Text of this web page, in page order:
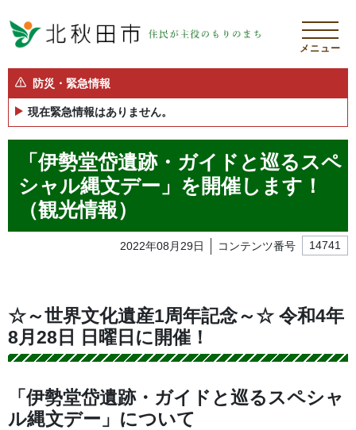
メニュー
防災・緊急情報
現在緊急情報はありません。
「伊勢堂岱遺跡・ガイドと巡るスペ
シャル縄文デー」を開催します！
（観光情報）
2022年08月29日 コンテンツ番号 14741
☆～世界文化遺産1周年記念～☆ 令和4年
8月28日 日曜日に開催！
「伊勢堂岱遺跡・ガイドと巡るスペシャ
ル縄文デー」について